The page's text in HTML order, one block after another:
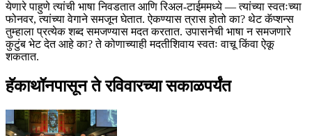
येणारे पाहुणे त्यांची भाषा निवडतात आणि रिअल-टाईममध्ये — त्यांच्या स्वतःच्या
फोनवर, त्यांच्या वेगाने समजून घेतात. ऐकण्यास त्रास होतो का? थेट कॅप्शन्स
तुम्हाला प्रत्येक शब्द समजण्यास मदत करतात. उपासनेची भाषा न समजणारे
कुटुंब भेट देत आहे का? ते कोणाच्याही मदतीशिवाय स्वतः वाचू किंवा ऐकू
शकतात.
हॅकाथॉनपासून ते रविवारच्या सकाळपर्यंत